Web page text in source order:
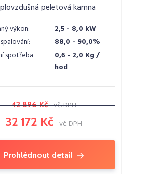
peletová kamna
výkon:
2,5 - 8,0 kW
88,0 - 90,0%
spotřeba
0,6 - 2,0 Kg /
hod
42 896 Kč vč. DPH
32 172 Kč vč. DPH
Prohlédnout detail